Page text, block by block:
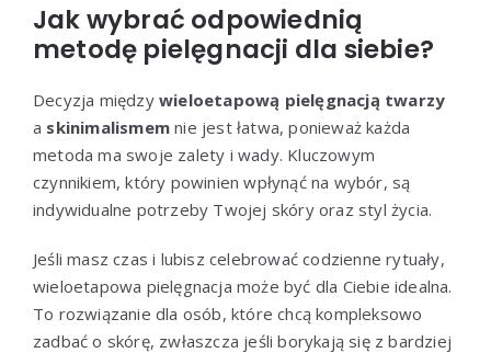
Jak wybrać odpowiednią
metodę pielęgnacji dla siebie?
Decyzja między wieloetapową pielęgnacją twarzy
a skinimalismem nie jest łatwa, ponieważ każda
metoda ma swoje zalety i wady. Kluczowym
czynnikiem, który powinien wpłynąć na wybór, są
indywidualne potrzeby Twojej skóry oraz styl życia.
Jeśli masz czas i lubisz celebrować codzienne rytuały,
wieloetapowa pielęgnacja może być dla Ciebie idealna.
To rozwiązanie dla osób, które chcą kompleksowo
zadbać o skórę, zwłaszcza jeśli borykają się z bardziej